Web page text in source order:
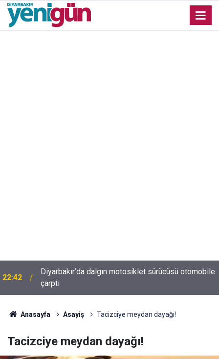
Diyarbakır’da dalgın motosiklet sürücüsü otomobile
çarptı
22:37
Diyarbakır trafiğinde şaşırtan görüntü: Dönüp dönüp
baktılar
Anasayfa Asayiş Tacizciye meydan dayağı!
Tacizciye meydan dayağı!